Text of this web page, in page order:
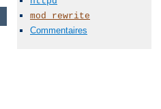
mod_rewrite
Commentaires